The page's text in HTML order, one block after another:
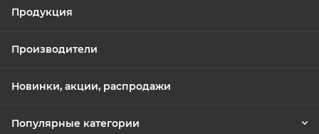
Продукция
Производители
Новинки, акции, распродажи
Популярные категории